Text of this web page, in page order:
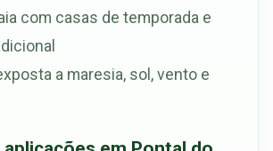
com casas de temporada e
a maresia, sol, vento e